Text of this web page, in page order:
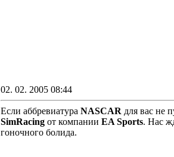
02. 02. 2005 08:44
Если аббревиатура NASCAR для вас не
SimRacing от компании EA Sports. Нас
гоночного болида.